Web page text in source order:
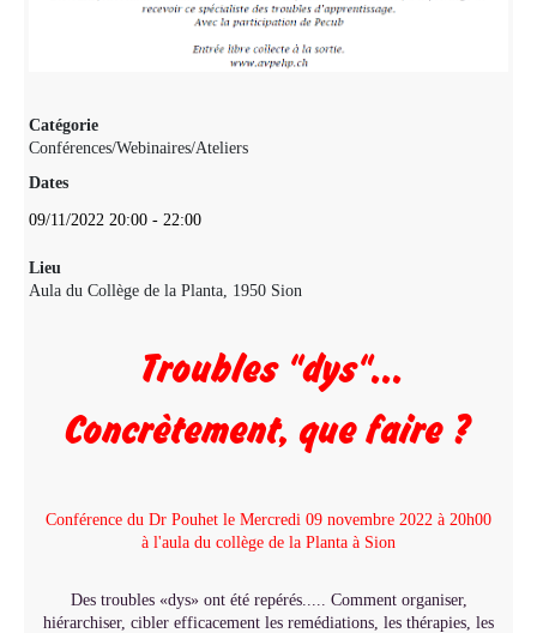
Catégorie
Conférences/Webinaires/Ateliers
Dates
09/11/2022 20:00 - 22:00
Lieu
Aula du Collège de la Planta, 1950 Sion
Troubles "dys"...
Concrètement, que faire ?
Conférence du Dr Pouhet le Mercredi 09 novembre 2022 à 20h00
à l'aula du collège de la Planta à Sion
Des troubles «dys» ont été repérés..... Comment organiser,
hiérarchiser, cibler efficacement les remédiations, les thérapies, les